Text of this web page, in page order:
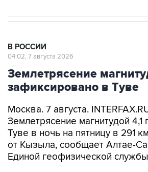
В РОССИИ
04:02, 7 августа 2026
Землетрясение
зафиксировано в Туве
Москва. 7 августа.
Землетрясение магнитудой
Туве в ночь на пятницу в 291
от Кызыла, сообщает Алтае-
Единой геофизической